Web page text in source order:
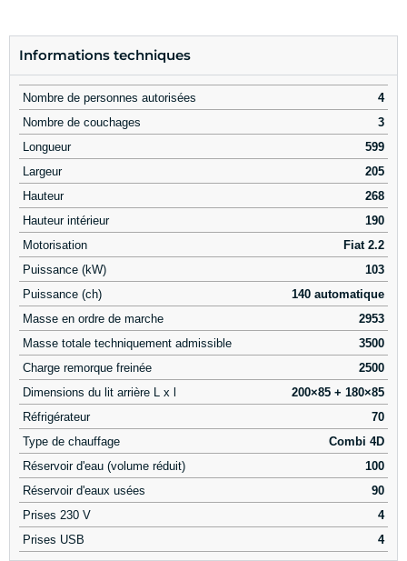
Informations techniques
Nombre de personnes autorisées
4
Nombre de couchages
3
Longueur
599
Largeur
205
Hauteur
268
Hauteur intérieur
190
Motorisation
Fiat 2.2
Puissance (kW)
103
Puissance (ch)
140 automatique
Masse en ordre de marche
2953
Masse totale techniquement admissible
3500
Charge remorque freinée
2500
Dimensions du lit arrière L x l
200×85 + 180×85
Réfrigérateur
70
Type de chauffage
Combi 4D
Réservoir d'eau (volume réduit)
100
Réservoir d'eaux usées
90
Prises 230 V
4
Prises USB
4